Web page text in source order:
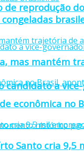
reprodução
candidato a
mas mantém
econômica no
Santo cria 9,5